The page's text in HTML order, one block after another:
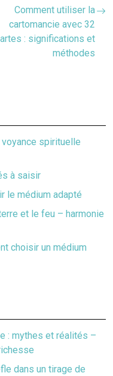
Comment utiliser la
cartomancie avec 32
: significations et
méthodes
voyance spirituelle
à saisir
le médium adapté
et le feu – harmonie
choisir un médium
: mythes et réalités –
dans un tirage de